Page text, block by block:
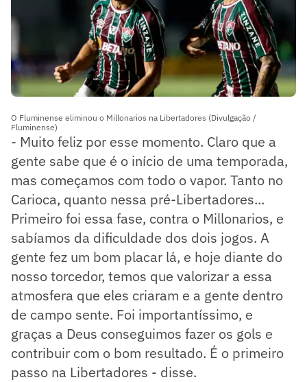
O Fluminense eliminou o Millonarios na Libertadores (Divulgação /
Fluminense)
- Muito feliz por esse momento. Claro que a
gente sabe que é o início de uma temporada,
mas começamos com todo o vapor. Tanto no
Carioca, quanto nessa pré-Libertadores...
Primeiro foi essa fase, contra o Millonarios, e
sabíamos da dificuldade dos dois jogos. A
gente fez um bom placar lá, e hoje diante do
nosso torcedor, temos que valorizar a essa
atmosfera que eles criaram e a gente dentro
de campo sente. Foi importantíssimo, e
graças a Deus conseguimos fazer os gols e
contribuir com o bom resultado. É o primeiro
passo na Libertadores - disse.